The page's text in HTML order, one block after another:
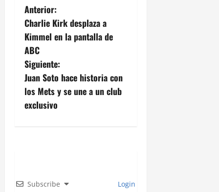
N
a
v
e
g
a
Anterior:
Charlie Kirk desplaza a
Kimmel en la pantalla de
ABC
Siguiente:
Juan Soto hace historia con
los Mets y se une a un club
exclusivo
Subscribe Login